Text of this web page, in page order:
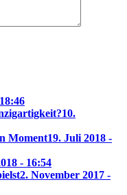
10.
Moment19. Juli 2018 -
- 16:54
2. November 2017 -